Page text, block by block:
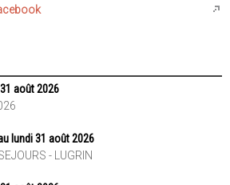
août 2026
lundi 31 août 2026
- LUGRIN